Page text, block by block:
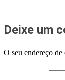
Deixe um
O seu endereço